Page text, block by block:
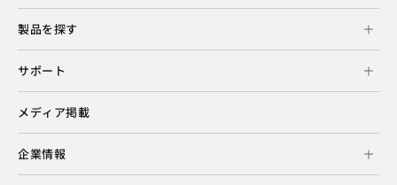
製品を探す
サポート
メディア掲載
企業情報